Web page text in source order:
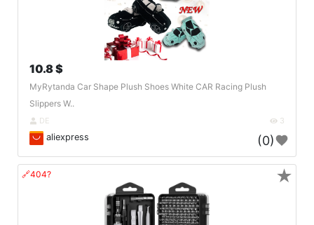
10.8 $
MyRytanda Car Shape Plush Shoes White CAR Racing Plush
Slippers W..
DE 3
aliexpress (0)
🔗404? ★